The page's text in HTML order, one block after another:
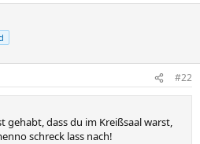
#22
gehabt, dass du im Kreißsaal warst,
schreck lass nach!